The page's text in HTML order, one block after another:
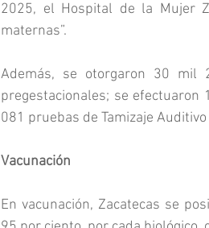
2025, el Hospital de la Mujer
maternas”.
Además, se otorgaron 30 mil
pregestacionales; se
081 pruebas de Tamizaje
Vacunación
En vacunación, Zacatecas se